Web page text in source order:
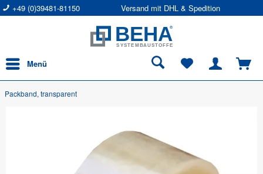
+49 (0)39481-81150 Versand mit DHL & Spedition
Menü
Packband, transparent